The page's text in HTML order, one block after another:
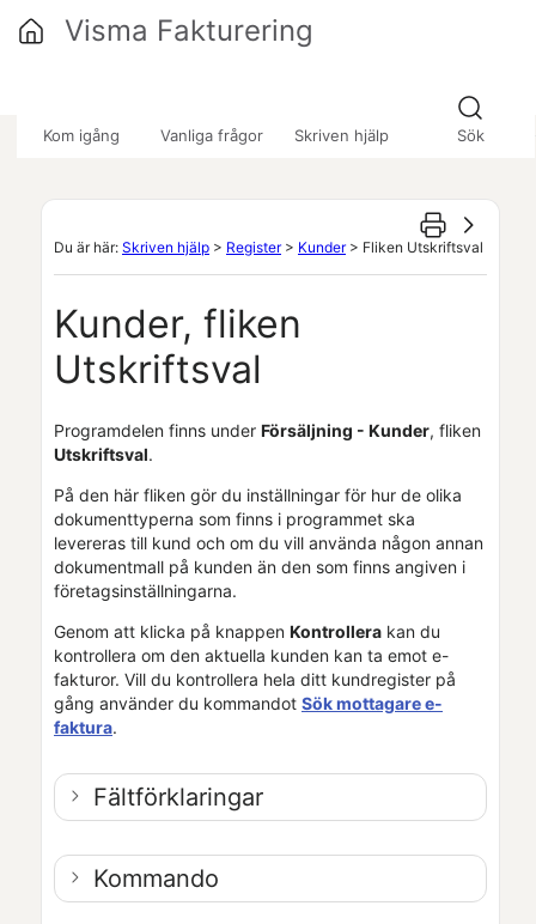
Kom igång Vanliga frågor Skriven hjälp Sök
Visma Fakturering
Du är här: Skriven hjälp > Register> Kunder> Fliken Utskriftsval
Kunder, fliken
Utskriftsval
Programdelen finns under Försäljning - Kunder, fliken
Utskriftsval.
På den här fliken gör du inställningar för hur de olika
dokumenttyperna som finns i programmet ska
levereras till kund och om du vill använda någon annan
dokumentmall på kunden än den som finns angiven i
företagsinställningarna.
Genom att klicka på knappen Kontrollera kan du
kontrollera om den aktuella kunden kan ta emot e-
fakturor. Vill du kontrollera hela ditt kundregister på
gång använder du kommandot Sök mottagare e-
faktura.
Fältförklaringar
Kommando